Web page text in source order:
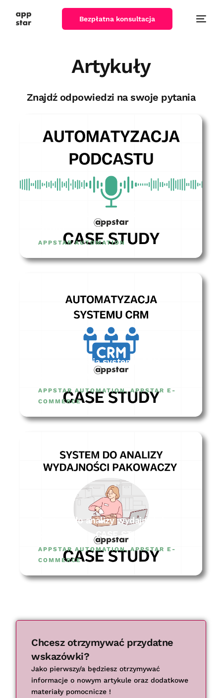
Bezpłatna konsultacja
Artykuły
Znajdź odpowiedzi na swoje pytania
APPSTAR AUTOMATION
Automatyzacja systemu CRM –
APPSTAR AUTOMATION,APPSTAR E-
COMMERCE
System do analizy wydajności
pakowaczy – CASE STUDY
APPSTAR AUTOMATION,APPSTAR E-
COMMERCE
Chcesz otrzymywać przydatne
wskazówki?
Jako pierwszy/a będziesz otrzymywać
informacje o nowym artykule oraz dodatkowe
materiały pomocnicze !